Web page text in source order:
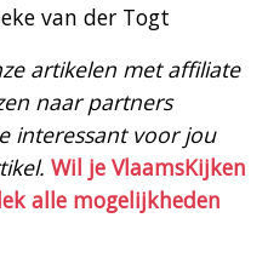
van der Togt
artikelen met affiliate
naar partners
interessant voor jou
Wil je VlaamsKijken
alle mogelijkheden